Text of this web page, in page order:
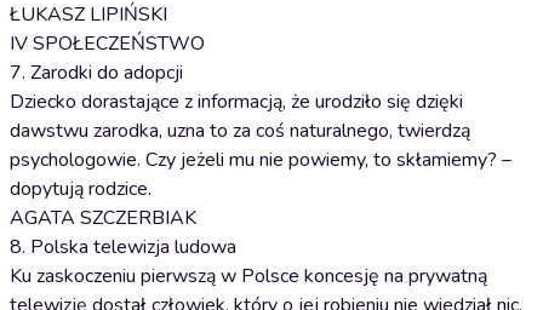
ŁUKASZ LIPIŃSKI
IV SPOŁECZEŃSTWO
7. Zarodki do adopcji
Dziecko dorastające z informacją, że urodziło się dzięki
dawstwu zarodka, uzna to za coś naturalnego, twierdzą
psychologowie. Czy jeżeli mu nie powiemy, to skłamiemy? –
dopytują rodzice.
AGATA SZCZERBIAK
8. Polska telewizja ludowa
Ku zaskoczeniu pierwszą w Polsce koncesję na prywatną